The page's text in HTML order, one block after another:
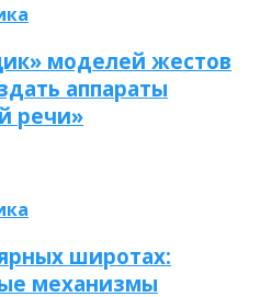
моделей жестов
аппараты
речи»
широтах:
механизмы